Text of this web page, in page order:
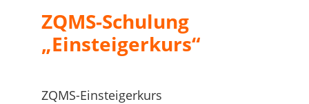
ZQMS-Schulung
„Einsteigerkurs“
ZQMS-Einsteigerkurs